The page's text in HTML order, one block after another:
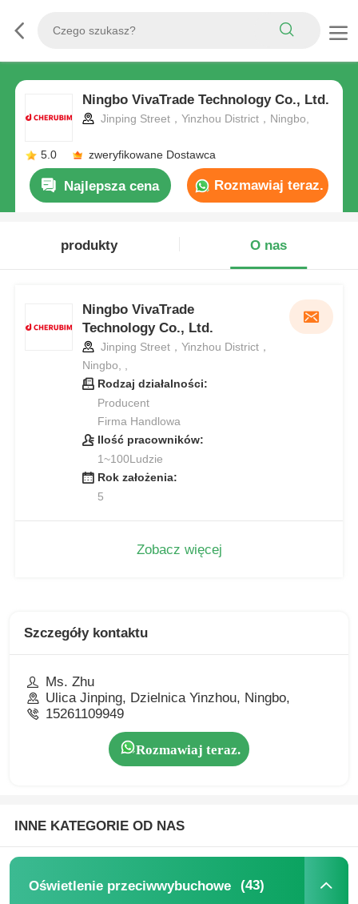
Ningbo VivaTrade Technology Co., Ltd.
Jinping Street，Yinzhou District，Ningbo,
5.0 zweryfikowane Dostawca
Najlepsza cena Rozmawiaj teraz.
produkty O nas
Ningbo VivaTrade
Technology Co., Ltd.
Jinping Street，Yinzhou District，
Ningbo, ,
Rodzaj działalności:
Producent
Firma Handlowa
Ilość pracowników:
1~100Ludzie
Rok założenia:
5
Zobacz więcej
Szczegóły kontaktu
Ms. Zhu
Ulica Jinping, Dzielnica Yinzhou, Ningbo,
15261109949
Rozmawiaj teraz.
INNE KATEGORIE OD NAS
Oświetlenie przeciwwybuchowe (43)